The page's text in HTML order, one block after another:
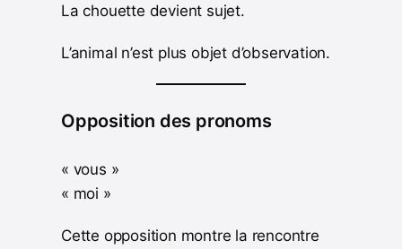
La chouette devient sujet.
L’animal n’est plus objet d’observation.
Opposition des pronoms
« vous »
« moi »
Cette opposition montre la rencontre